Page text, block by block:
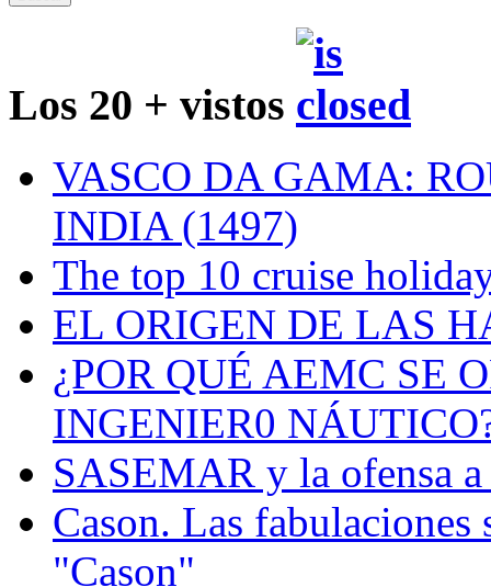
Los 20 + vistos
VASCO DA GAMA:
INDIA (1497)
The top 10 cruise
EL ORIGEN DE LAS
¿POR QUÉ AEMC SE
INGENIER0
SASEMAR y la ofensa a
Cason. Las fabulaciones
"Cason"